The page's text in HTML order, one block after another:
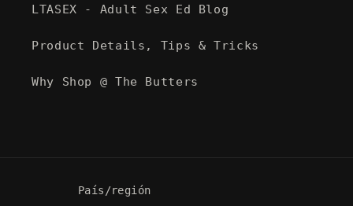
LTASEX - Adult Sex Ed Blog
Product Details, Tips & Tricks
Why Shop @ The Butters
País/región